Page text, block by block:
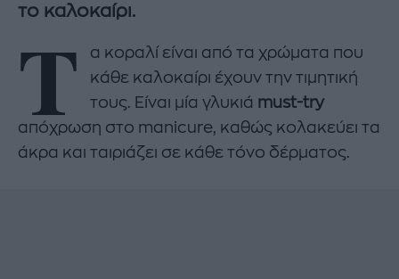
το καλοκαίρι.
Τ
α κοραλί είναι από τα χρώματα που
κάθε καλοκαίρι έχουν την τιμητική
τους. Είναι μία γλυκιά must-try
απόχρωση στο manicure, καθώς κολακεύει τα
άκρα και ταιριάζει σε κάθε τόνο δέρματος.